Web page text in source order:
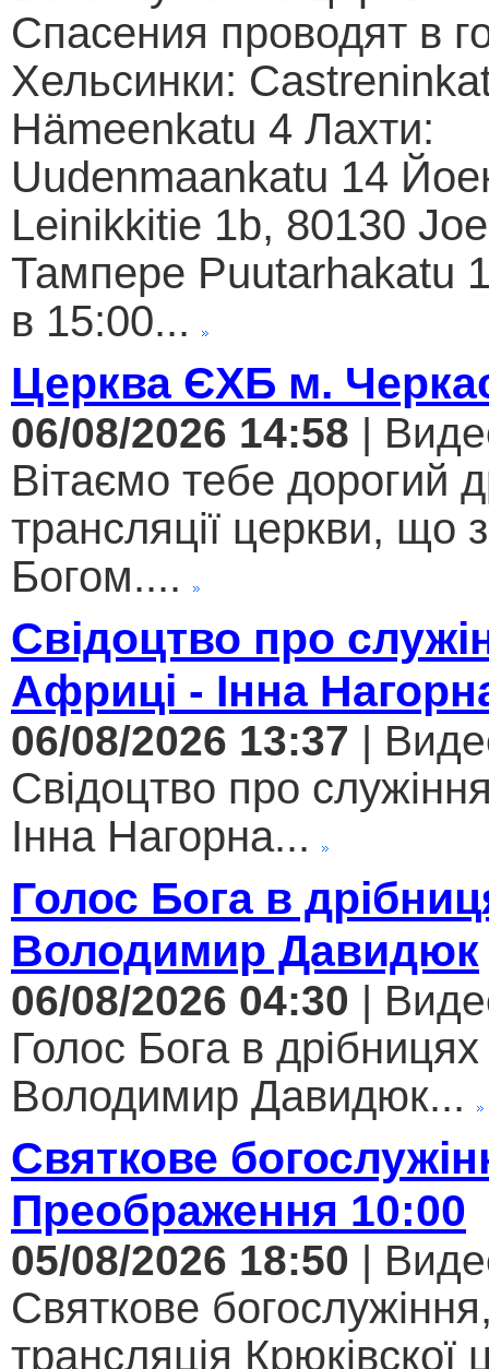
Спасения проводят в
Хельсинки:
Hämeenkatu 4 Лахти:
Uudenmaankatu 14
Leinikkitie 1b, 80130
Тампере Puutarhakatu
в 15:00...
Церква ЄХБ м.
06/08/2026 14:58 |
Вітаємо тебе дорогий
трансляції церкви, що
Богом....
Свідоцтво про
Африці - Інна
06/08/2026 13:37 |
Свідоцтво про
Інна Нагорна...
Голос Бога в
Володимир Давидюк
06/08/2026 04:30 |
Голос Бога в
Володимир Давидюк...
Святкове
Преображення 10:00
05/08/2026 18:50 |
Святкове
трансляція